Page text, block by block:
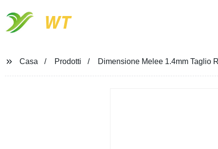
WT
Casa Prodotti Dimensione Melee 1.4mm Taglio